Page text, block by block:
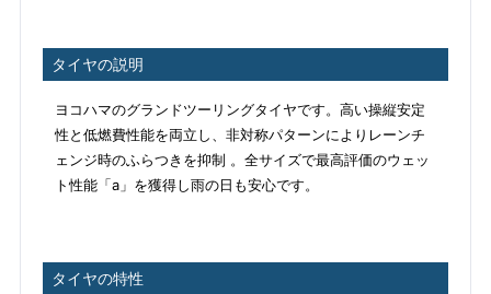
タイヤの説明
ヨコハマのグランドツーリングタイヤです。高い操縦安定
性と低燃費性能を両立し、非対称パターンによりレーンチ
ェンジ時のふらつきを抑制 。全サイズで最高評価のウェッ
ト性能「a」を獲得し雨の日も安心です。
タイヤの特性